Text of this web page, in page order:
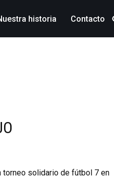
historia Contacto
torneo solidario de fútbol 7 en